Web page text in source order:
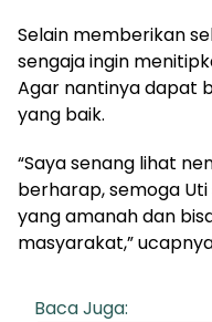
Selain memberikan
sengaja ingin
Agar nantinya dapat
yang baik.
“Saya senang lihat
berharap, semoga
yang amanah dan
masyarakat,”
Baca Juga: